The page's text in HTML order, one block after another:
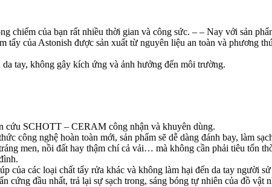
chiếm của bạn rất nhiều thời gian và công sức. – – Nay với sản
tẩy của Astonish được sản xuất từ nguyên liệu an toàn và phương
tay, không gây kích ứng và ảnh hưởng đến môi trường.
cứu SCHOTT – CERAM công nhận và khuyên dùng.
công nghệ hoàn toàn mới, sản phẩm sẽ dễ dàng đánh bay, làm
men, nồi đất hay thậm chí cả vải… mà không cần phải tiêu tốn
của các loại chất tẩy rửa khác và không làm hại đến da tay người
cứng đầu nhất, trả lại sự sạch trong, sáng bóng tự nhiên của đồ vật